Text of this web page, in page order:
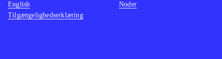
English
Tilgængelighedserklæring
Noder